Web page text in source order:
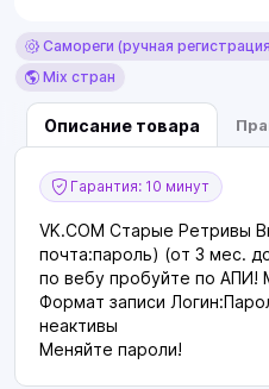
Самореги (ручная
Mix стран
Описание товара
Гарантия: 10 минут
VK.COM Старые Ретривы
почта:пароль) (от 3 мес.
по вебу пробуйте по АПИ!
Формат записи
неактивы
Меняйте пароли!